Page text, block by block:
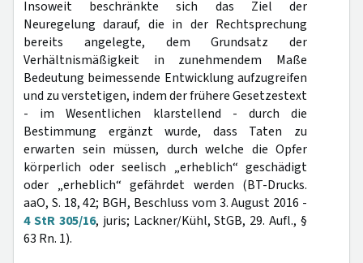
Insoweit beschränkte sich das Ziel der
Neuregelung darauf, die in der Rechtsprechung
bereits angelegte, dem Grundsatz der
Verhältnismäßigkeit in zunehmendem Maße
Bedeutung beimessende Entwicklung aufzugreifen
und zu verstetigen, indem der frühere Gesetzestext
- im Wesentlichen klarstellend - durch die
Bestimmung ergänzt wurde, dass Taten zu
erwarten sein müssen, durch welche die Opfer
körperlich oder seelisch „erheblich“ geschädigt
oder „erheblich“ gefährdet werden (BT-Drucks.
aaO, S. 18, 42; BGH, Beschluss vom 3. August 2016 -
4 StR 305/16, juris; Lackner/Kühl, StGB, 29. Aufl., §
63 Rn. 1).